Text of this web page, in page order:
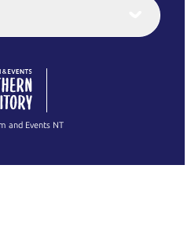
繁體中文
and Events NT